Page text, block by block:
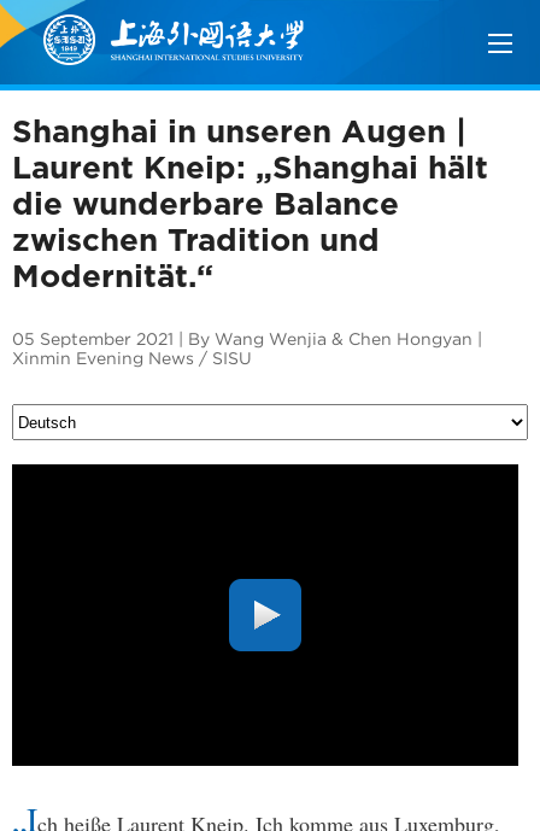
Shanghai in unseren Augen |
Laurent Kneip: „Shanghai hält
die wunderbare Balance
zwischen Tradition und
Modernität.“
05 September 2021 | By Wang Wenjia & Chen Hongyan |
Xinmin Evening News / SISU
„Ich heiße Laurent Kneip. Ich komme aus Luxemburg,